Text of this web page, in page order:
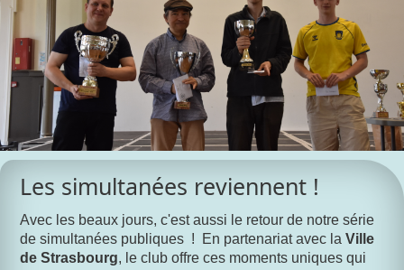
Les simultanées reviennent !
Avec les beaux jours, c'est aussi le retour de notre série
de simultanées publiques ! En partenariat avec la Ville
de Strasbourg, le club offre ces moments uniques qui